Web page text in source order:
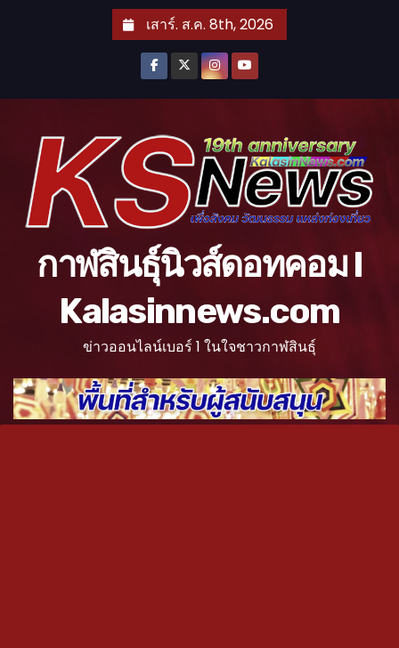
เสาร์. ส.ค. 8th, 2026
กาฬสินธุ์นิวส์ดอทคอม l
Kalasinnews.com
ข่าวออนไลน์เบอร์ 1 ในใจชาวกาฬสินธุ์